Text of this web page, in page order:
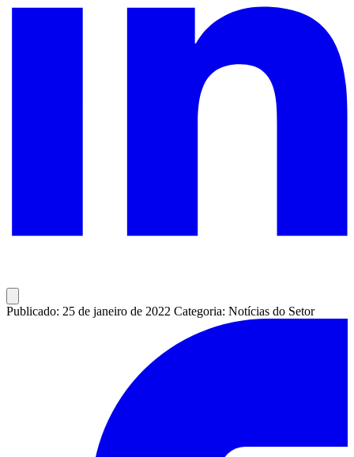
Publicado: 25 de janeiro de 2022 Categoria: Notícias do Setor